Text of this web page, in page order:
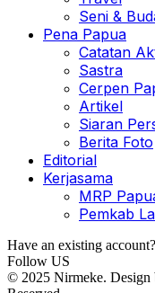
Seni &
Pena Papua
Catatan
Sastra
Cerpen
Artikel
Siaran
Berita Foto
Editorial
Kerjasama
MRP
Pemkab
Have an existing account?
Follow US
© 2025 Nirmeke.